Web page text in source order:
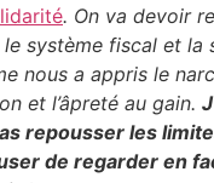
. On va devoir
système fiscal et la
nous a appris le
et l’âpreté au gain.
repousser les
de regarder en